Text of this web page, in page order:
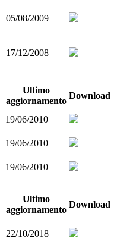
05/08/2009
17/12/2008
Ultimo
aggiornamento
Download
19/06/2010
19/06/2010
19/06/2010
Ultimo
aggiornamento
Download
22/10/2018